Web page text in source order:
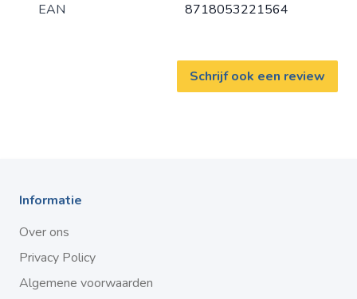
EAN 8718053221564
Schrijf ook een review
Informatie
Over ons
Privacy Policy
Algemene voorwaarden